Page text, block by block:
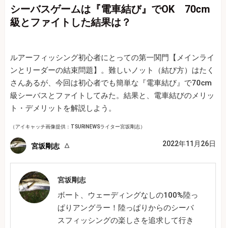
シーバスゲームは『電車結び』でOK 70cm
級とファイトした結果は？
ルアーフィッシング初心者にとっての第一関門【メインライ
ンとリーダーの結束問題】。難しいノット（結び方）はたく
さんあるが、今回は初心者でも簡単な『電車結び』で70cm
級シーバスとファイトしてみた。結果と、電車結びのメリッ
ト・デメリットを解説しよう。
（アイキャッチ画像提供：TSURINEWSライター宮坂剛志）
宮坂剛志 2022年11月26日
宮坂剛志
ボート、ウェーディングなしの100%陸っ
ぱりアングラー！陸っぱりからのシーバ
スフィッシングの楽しさを追求して行き